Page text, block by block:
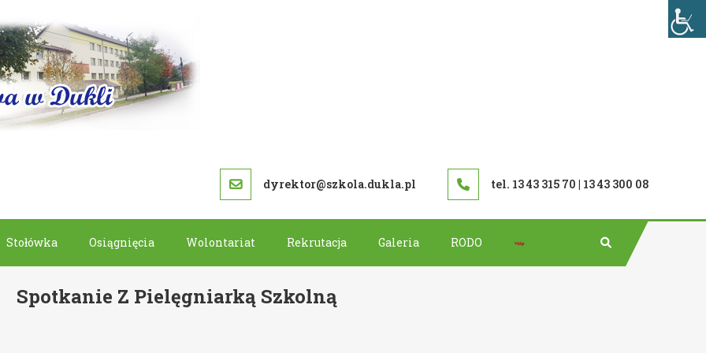
dyrektor@szkola.dukla.pl tel. 13 43 315 70 | 13 43 300 08
Stołówka Osiągnięcia Wolontariat Rekrutacja Galeria RODO Bip
Spotkanie Z Pielęgniarką Szkolną